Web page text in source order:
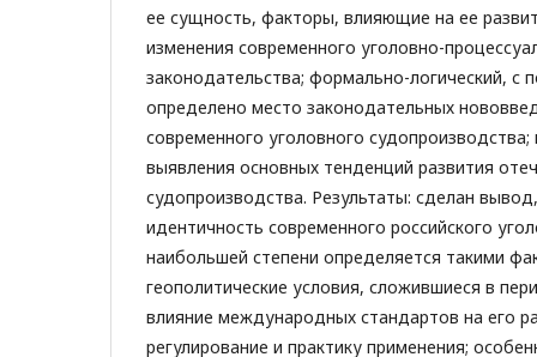
ее сущность, факторы, влияющие на ее
изменения современного уголовно-
законодательства; формально-логический,
определено место законодательных
современного уголовного судопроизводства;
выявления основных тенденций развития
судопроизводства. Результаты: сделан
идентичность современного российского
наибольшей степени определяется такими
геополитические условия, сложившиеся в
влияние международных стандартов на его
регулирование и практику применения;